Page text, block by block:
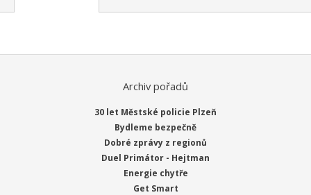
Archiv pořadů
30 let Městské policie Plzeň
Bydleme bezpečně
Dobré zprávy z regionů
Duel Primátor - Hejtman
Energie chytře
Get Smart